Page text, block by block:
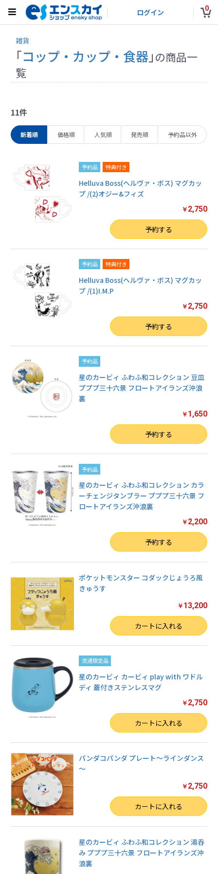
ログイン 0
雑貨
「コップ・カップ・食器」の商品一
覧
11件
新着順 価格順 人気順 発売順 予約品以外
予約品 特典付き
Helluva Boss(ヘルヴァ・ボス) マグカッ
プ /(2)オジー&フィズ
￥ 2,750
予約する
予約品 特典付き
Helluva Boss(ヘルヴァ・ボス) マグカッ
プ /(1)I.M.P
￥ 2,750
予約する
予約品
星のカービィ ふわふ和コレクション 豆皿
プププ三十六景 フロートアイランズ沖浪
裏
￥ 1,650
予約する
予約品
星のカービィ ふわふ和コレクション カラ
ーチェンジタンブラー プププ三十六景 フ
ロートアイランズ沖浪裏
￥ 2,200
予約する
ポケットモンスター コダックじょうろ風
きゅうす
￥ 13,200
カートに入れる
流通限定品
星のカービィ カービィ play with ワドル
ディ 蓋付きステンレスマグ
￥ 2,750
カートに入れる
パンダコパンダ プレート～ラインダンス
～
￥ 2,750
カートに入れる
星のカービィ ふわふ和コレクション 湯呑
み プププ三十六景 フロートアイランズ沖
浪裏